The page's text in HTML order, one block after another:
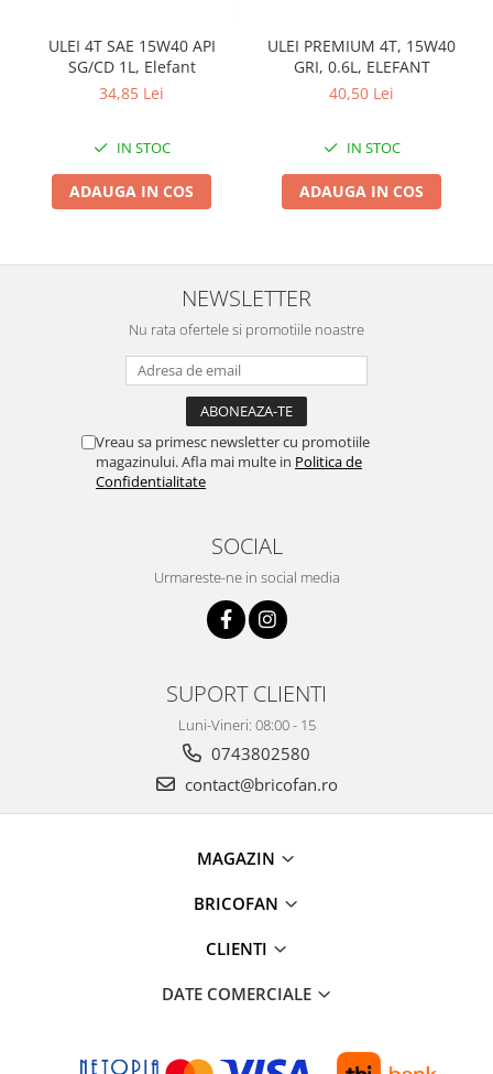
Masini batut stalpi
Pentru Casa si Camping
Accesorii aragaze & butelii
Butelii
Iluminat & electrice
Prelungitoare & cabluri electrice
Conectori/doze
Corpuri de iluminat
Aparate de spalat cu presiune si
Accesorii aparatele de spalat cu
presiune
Aparate de spalat cu presiune
Articole si accesorii pentru baie
Baterii lavoar
ULEI 4T SAE 15W40 API
SG/CD 1L, Elefant
34,85 Lei
IN STOC
ADAUGA IN COS
ULEI PREMIUM 4T, 15W40
GRI, 0.6L, ELEFANT
40,50 Lei
IN STOC
ADAUGA IN COS
NEWSLETTER
Nu rata ofertele si promotiile noastre
Vreau sa primesc newsletter cu promotiile
magazinului. Afla mai multe in Politica de
Confidentialitate
SOCIAL
Urmareste-ne in social media
SUPORT CLIENTI
Luni-Vineri: 08:00 - 15
0743802580
contact@bricofan.ro
MAGAZIN
BRICOFAN
CLIENTI
DATE COMERCIALE